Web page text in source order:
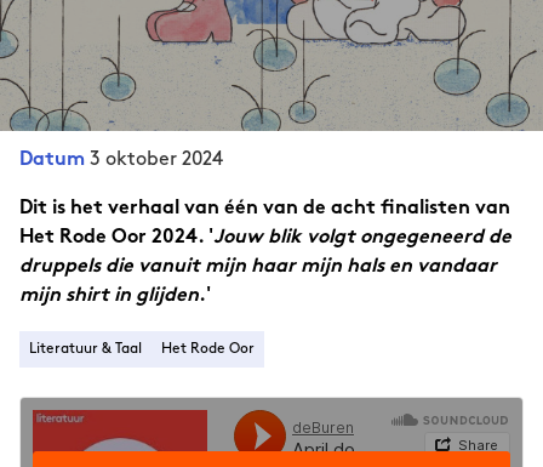
Datum 3 oktober 2024
Dit is het verhaal van één van de acht finalisten van
Het Rode Oor 2024. 'Jouw blik volgt ongegeneerd de
druppels die vanuit mijn haar mijn hals en vandaar
mijn shirt in glijden.'
Literatuur & Taal Het Rode Oor